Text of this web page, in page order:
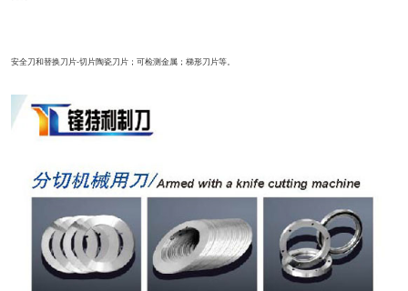
安全刀和替换刀片-切片陶瓷刀片；可检测金属；梯形刀片等。